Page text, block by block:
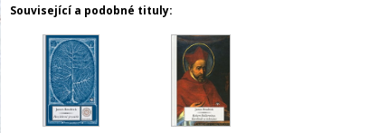
Související a podobné tituly: